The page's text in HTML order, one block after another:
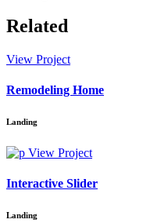
Related
View Project
Remodeling Home
Landing
View Project
Interactive Slider
Landing